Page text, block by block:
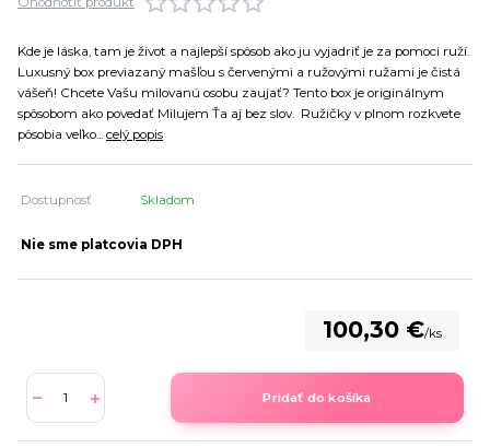
Kde je láska, tam je život a najlepší spôsob ako ju vyjadriť je za pomoci ruží.
Luxusný box previazaný mašľou s červenými a ružovými ružami je čistá
vášeň! Chcete Vašu milovanú osobu zaujať? Tento box je originálnym
spôsobom ako povedať Milujem Ťa aj bez slov. Ružičky v plnom rozkvete
pôsobia veľko... celý popis
Dostupnosť Skladom
Nie sme platcovia DPH
100,30 €/ks
Pridať do košíka